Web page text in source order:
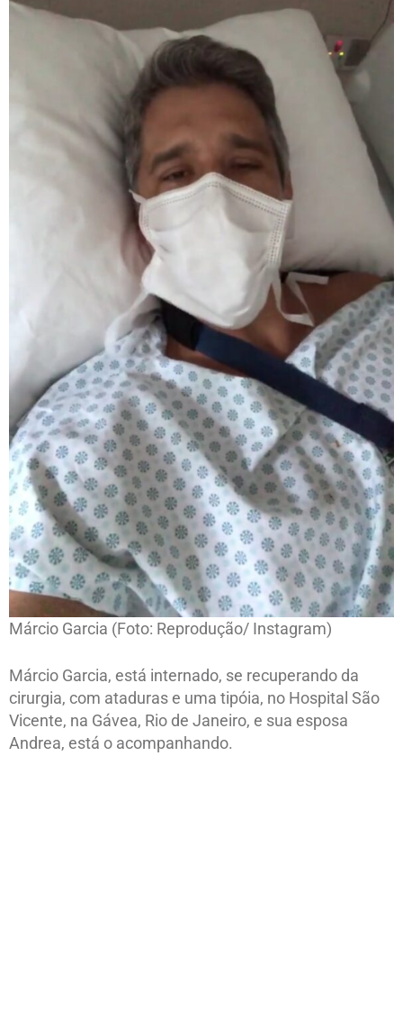
Márcio Garcia (Foto: Reprodução/ Instagram)
Márcio Garcia, está internado, se recuperando da
cirurgia, com ataduras e uma tipóia, no Hospital São
Vicente, na Gávea, Rio de Janeiro, e sua esposa
Andrea, está o acompanhando.